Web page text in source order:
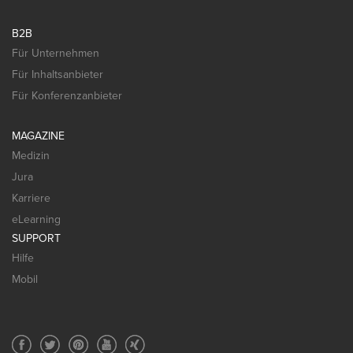
B2B
Für Unternehmen
Für Inhaltsanbieter
Für Konferenzanbieter
MAGAZINE
Medizin
Jura
Karriere
eLearning
SUPPORT
Hilfe
Mobil